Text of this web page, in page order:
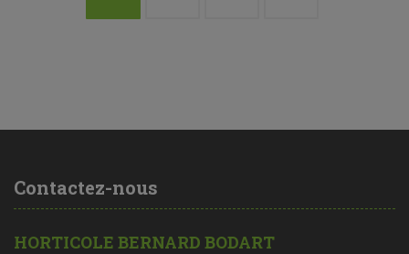
Contactez-nous
HORTICOLE BERNARD BODART